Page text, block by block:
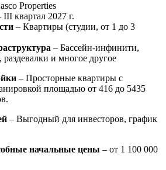
Properties
III квартал 2027 г.
– Квартиры (студии, от 1 до 3
– Бассейн-инфинити,
раздевалки и многое другое
– Просторные квартиры с
площадью от 416 до 5435
– Выгодный для инвесторов, график
начальные цены – от 1 100 000